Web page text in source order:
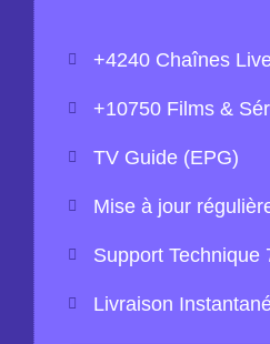
+4240 Chaînes
+10750 Films &
TV Guide (EPG)
Mise à jour
Support Technique
Livraison